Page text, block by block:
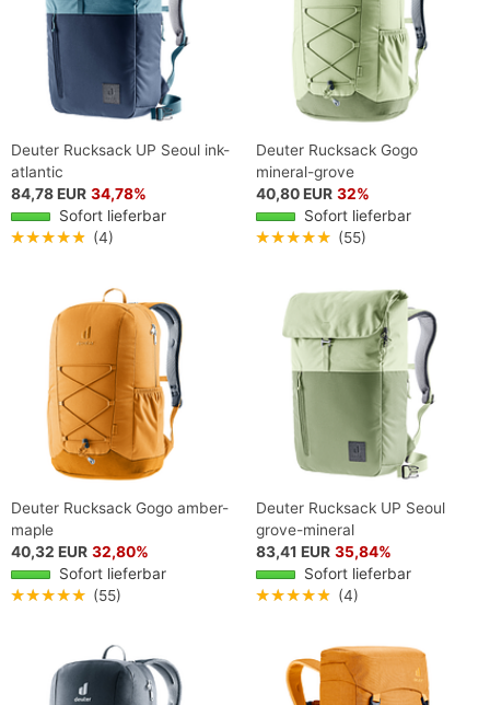
Deuter Rucksack UP Seoul ink-
atlantic
84,78 EUR 34,78%
Sofort lieferbar
★★★★★ (4)
Deuter Rucksack Gogo
mineral-grove
40,80 EUR 32%
Sofort lieferbar
★★★★★ (55)
Deuter Rucksack Gogo amber-
maple
40,32 EUR 32,80%
Sofort lieferbar
★★★★★ (55)
Deuter Rucksack UP Seoul
grove-mineral
83,41 EUR 35,84%
Sofort lieferbar
★★★★★ (4)